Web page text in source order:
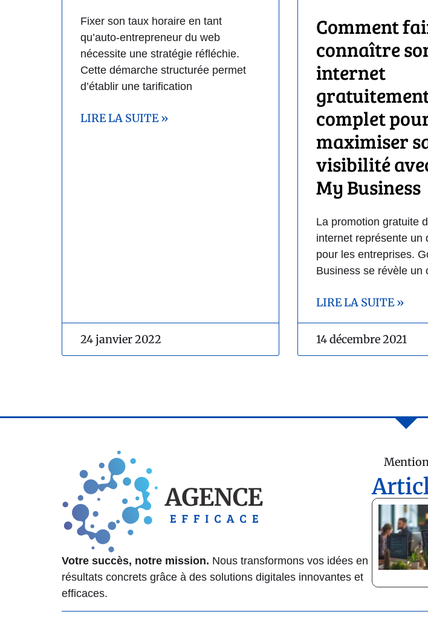
Fixer son taux horaire en tant
qu’auto-entrepreneur du web
nécessite une stratégie réfléchie.
Cette démarche structurée permet
d’établir une tarification
LIRE LA SUITE »
24 janvier 2022
Comment
connaître
internet
complet
maximiser
visibilité
My Business
La promotion gratuite
internet représente un
pour les entreprises.
Business se révèle un
LIRE LA SUITE »
14 décembre 2021
Votre succès, notre mission. Nous transformons vos idées en
résultats concrets grâce à des solutions digitales innovantes et
efficaces.